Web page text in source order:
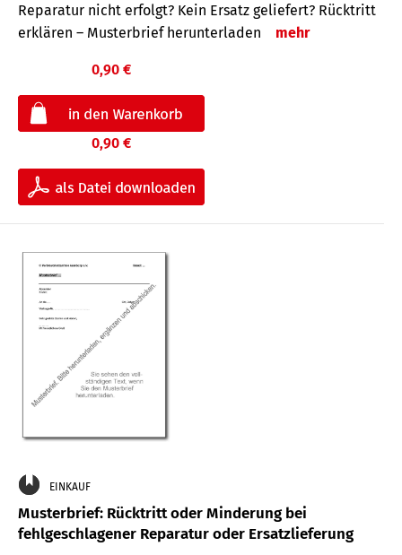
Reparatur nicht erfolgt? Kein Ersatz geliefert? Rücktritt
erklären – Musterbrief herunterladen
mehr
0,90 €
0,90 €
EINKAUF
Musterbrief: Rücktritt oder Minderung bei
fehlgeschlagener Reparatur oder Ersatzlieferung